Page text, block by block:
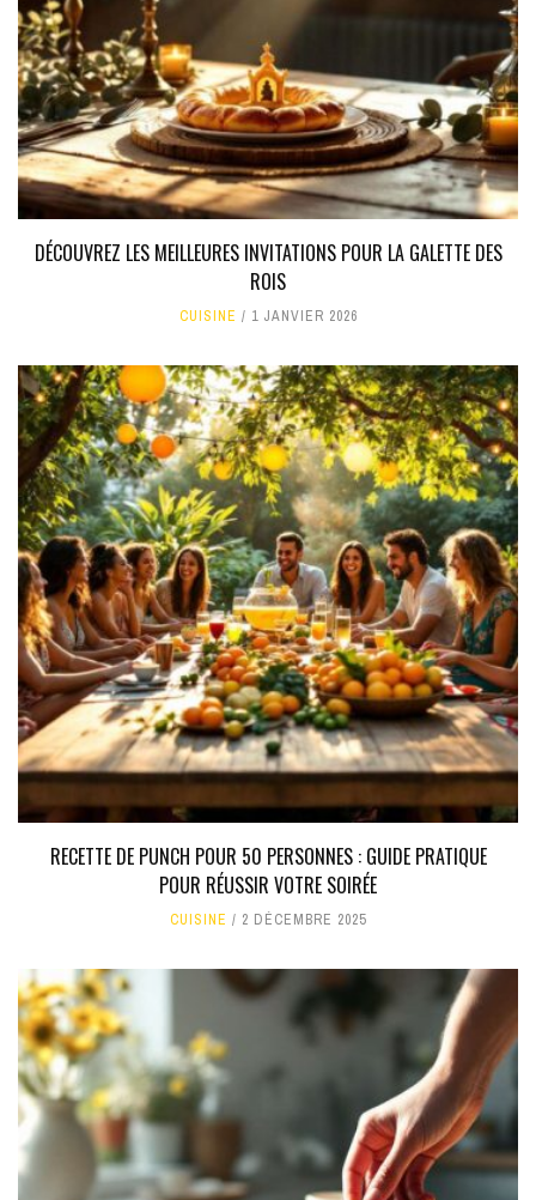
DÉCOUVREZ LES MEILLEURES INVITATIONS POUR LA GALETTE DES
ROIS
CUISINE 1 JANVIER 2026
RECETTE DE PUNCH POUR 50 PERSONNES : GUIDE PRATIQUE
POUR RÉUSSIR VOTRE SOIRÉE
CUISINE 2 DÉCEMBRE 2025